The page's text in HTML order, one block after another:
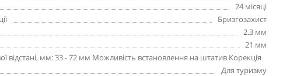
24 місяці
Бризгозахист
2.3 мм
21 мм
відстані, мм: 33 - 72 мм Можливість встановлення на штатив Корекція
Для туризму